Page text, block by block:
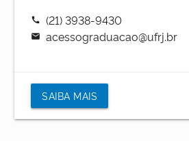
call (21) 3938-9430
mail acessograduacao@ufrj.br
SAIBA MAIS